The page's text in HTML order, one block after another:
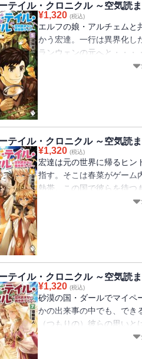
テイル・クロニクル ～空気読
¥1,320 (税込)
エルフの娘・アルチェムと
かう宏達。一行は異界化し
ランウェンの元へと・・
幕！ モノづくりもがんば
テイル・クロニクル ～空気読
¥1,320 (税込)
宏達は元の世界に帰るヒン
指す。そこは春菜がゲーム
熱帯。この国で彼らを待
イペースなんだけど・・・
テイル・クロニクル ～空気読
¥1,320 (税込)
砂漠の国・ダールでマイペ
かの出来事の中でも、でき
（つもりの）彼らの思い
にお呼びがかかるのであっ